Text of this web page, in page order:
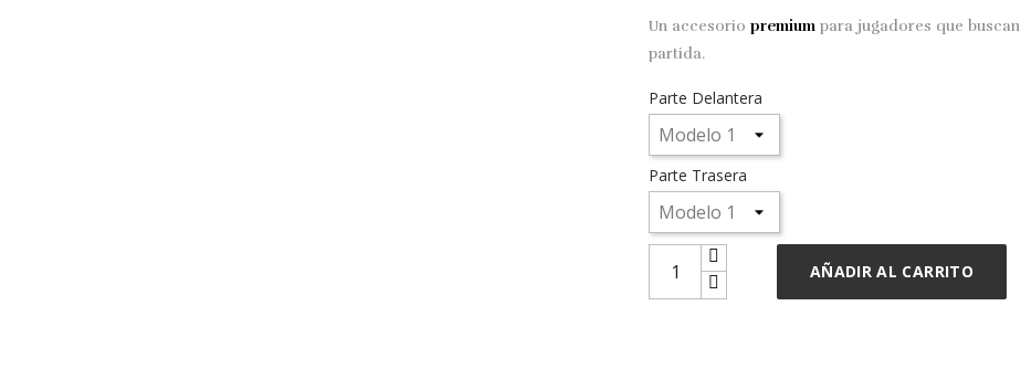
Un accesoriopremium para jugadores que buscan
partida.
Parte Delantera
Parte Trasera
AÑADIR AL CARRITO